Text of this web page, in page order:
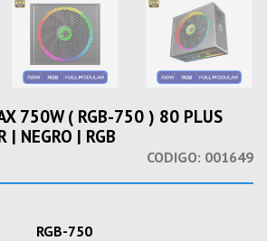
750W ( RGB-750 ) 80 PLUS
| NEGRO | RGB
CODIGO: 001649
RGB-750